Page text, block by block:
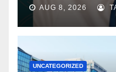
AUG 8, 2026
UNCATEGORIZED